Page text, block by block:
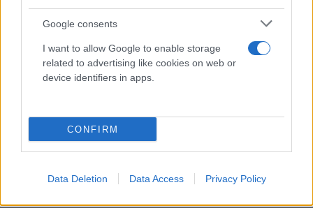
Google consents
I want to allow Google to enable storage
related to advertising like cookies on web or
device identifiers in apps.
CONFIRM
Data Deletion Data Access Privacy Policy